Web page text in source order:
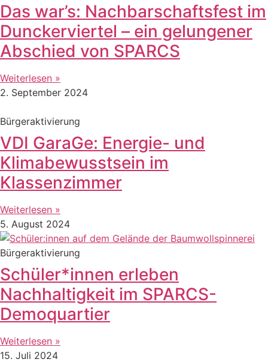
Das war’s: Nachbarschaftsfest im
Dunckerviertel – ein gelungener
Abschied von SPARCS
Weiterlesen »
2. September 2024
Bürgeraktivierung
VDI GaraGe: Energie- und
Klimabewusstsein im
Klassenzimmer
Weiterlesen »
5. August 2024
Bürgeraktivierung
Schüler*innen erleben
Nachhaltigkeit im SPARCS-
Demoquartier
Weiterlesen »
15. Juli 2024